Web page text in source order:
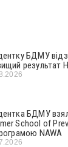
БДМУ
результат
БДМУ
School of
NAWA